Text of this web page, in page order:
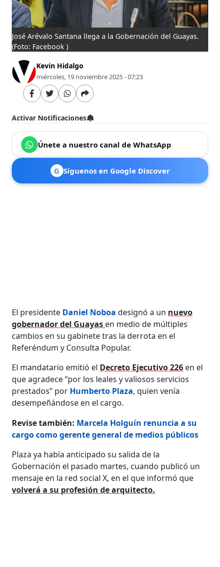
José Arévalo Santana llega a la Gobernación del Guayas.
(Foto: Facebook )
Kevin Hidalgo
miércoles, 19 noviembre 2025 - 07:23
Activar Notificaciones
Únete a nuestro canal de WhatsApp
G Síguenos en Google Discover
El presidente Daniel Noboa designó a un nuevo
gobernador del Guayas en medio de múltiples
cambios en su gabinete tras la derrota en el
Referéndum y Consulta Popular.
El mandatario emitió el Decreto Ejecutivo 226 en el
que agradece “por los leales y valiosos servicios
prestados” por Humberto Plaza, quien venía
desempeñándose en el cargo.
Revise también: Marcela Holguín renuncia a su
cargo como gerente general de medios públicos
Plaza ya había anticipado su salida de la
Gobernación el pasado martes, cuando publicó un
mensaje en la red social X, en el que informó que
volverá a su profesión de arquitecto.